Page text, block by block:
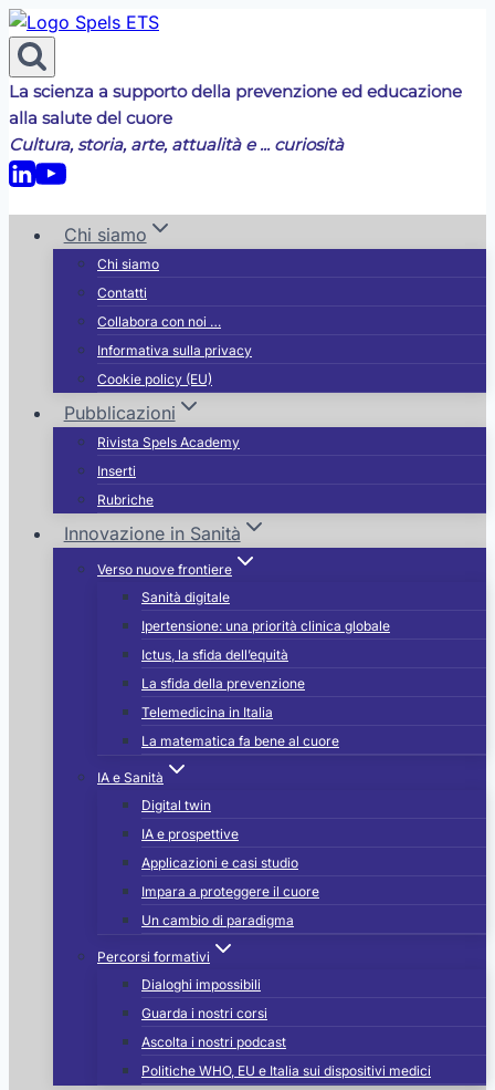
Salta
al
contenuto
La scienza a supporto della prevenzione ed educazione
alla salute del cuore
Cultura, storia, arte, attualità e ... curiosità
Chi siamo
Chi siamo
Contatti
Collabora con noi …
Informativa sulla privacy
Cookie policy (EU)
Pubblicazioni
Rivista Spels Academy
Inserti
Rubriche
Innovazione in Sanità
Verso nuove frontiere
Sanità digitale
Ipertensione: una priorità clinica globale
Ictus, la sfida dell’equità
La sfida della prevenzione
Telemedicina in Italia
La matematica fa bene al cuore
IA e Sanità
Digital twin
IA e prospettive
Applicazioni e casi studio
Impara a proteggere il cuore
Un cambio di paradigma
Percorsi formativi
Dialoghi impossibili
Guarda i nostri corsi
Ascolta i nostri podcast
Politiche WHO, EU e Italia sui dispositivi medici